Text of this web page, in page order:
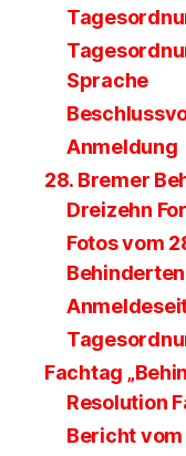
Sprache
Anmeldung
28. Bremer
Dreizehn
Fotos vom
Fachtag
Resolution
Bericht